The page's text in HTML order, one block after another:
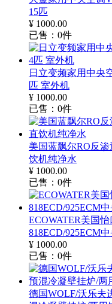
15匹
¥ 1000.00
已售： 0件
日立变频家用中央
匹 室外机
¥ 1000.00
已售： 0件
美国蓝飘尔RO反
饮机纯净水
¥ 1000.00
已售： 0件
ECOWATER美国
818ECD/925ECM
¥ 1000.00
已售： 0件
德国WOLF/沃乐夫